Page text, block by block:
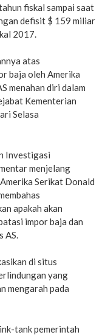
fiskal sampai saat
defisit $ 159 miliar
2017.
atas
baja oleh Amerika
menahan diri dalam
Kementerian
Selasa
Investigasi
menjelang
Serikat Donald
apakah akan
impor baja dan
AS.
di situs
yang
mengarah pada
tank pemerintah